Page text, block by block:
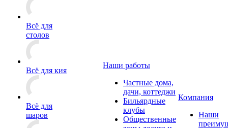
Всё для
столов
Всё для кия
Всё для
шаров
Наши работы
Частные дома,
дачи, коттеджи
Бильярдные
клубы
Общественные
Компания
Наши